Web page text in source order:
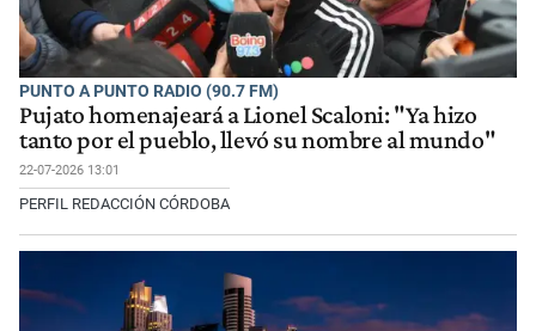
PUNTO A PUNTO RADIO (90.7 FM)
Pujato homenajeará a Lionel Scaloni: "Ya hizo
tanto por el pueblo, llevó su nombre al mundo"
22-07-2026 13:01
PERFIL REDACCIÓN CÓRDOBA